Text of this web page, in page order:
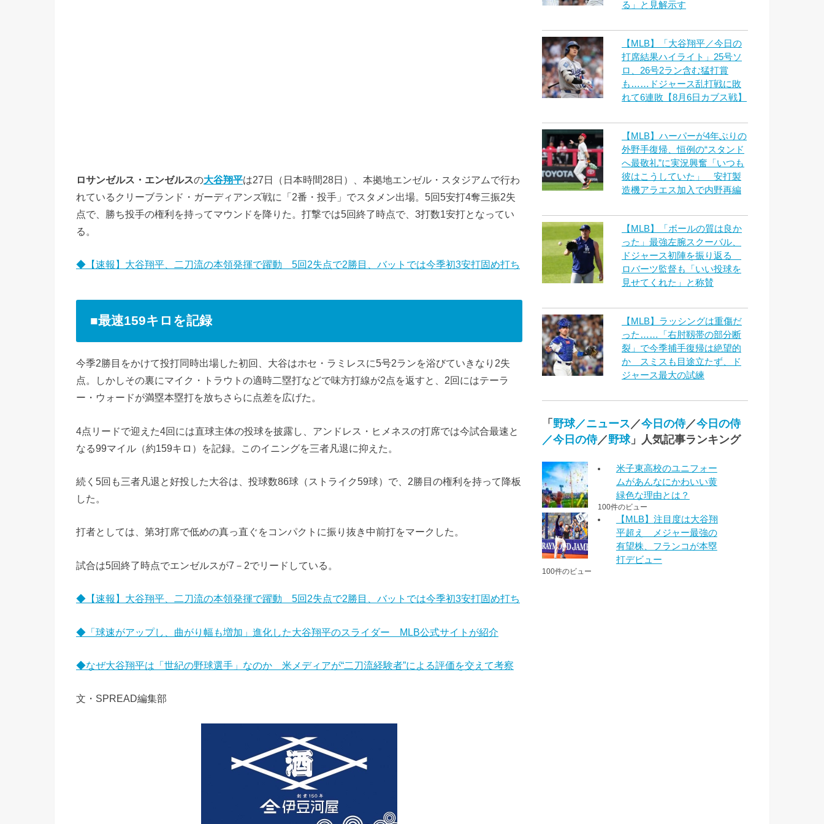
ロサンゼルス・エンゼルスの大谷翔平は27日（日本時間28日）、本拠地エンゼル・スタジアムで行わ
れているクリーブランド・ガーディアンズ戦に「2番・投手」でスタメン出場。5回5安打4奪三振2失
点で、勝ち投手の権利を持ってマウンドを降りた。打撃では5回終了時点で、3打数1安打となってい
る。
◆【速報】大谷翔平、二刀流の本領発揮で躍動 5回2失点で2勝目、バットでは今季初3安打固め打ち
■最速159キロを記録
今季2勝目をかけて投打同時出場した初回、大谷はホセ・ラミレスに5号2ランを浴びていきなり2失
点。しかしその裏にマイク・トラウトの適時二塁打などで味方打線が2点を返すと、2回にはテーラ
ー・ウォードが満塁本塁打を放ちさらに点差を広げた。
4点リードで迎えた4回には直球主体の投球を披露し、アンドレス・ヒメネスの打席では今試合最速と
なる99マイル（約159キロ）を記録。このイニングを三者凡退に抑えた。
続く5回も三者凡退と好投した大谷は、投球数86球（ストライク59球）で、2勝目の権利を持って降板
した。
打者としては、第3打席で低めの真っ直ぐをコンパクトに振り抜き中前打をマークした。
試合は5回終了時点でエンゼルスが7－2でリードしている。
◆【速報】大谷翔平、二刀流の本領発揮で躍動 5回2失点で2勝目、バットでは今季初3安打固め打ち
◆「球速がアップし、曲がり幅も増加」進化した大谷翔平のスライダー MLB公式サイトが紹介
◆なぜ大谷翔平は「世紀の野球選手」なのか 米メディアが“二刀流経験者”による評価を交えて考察
文・SPREAD編集部
る」と見解示す
【MLB】「大谷翔平／今日の
打席結果ハイライト」25号ソ
ロ、26号2ラン含む猛打賞
も……ドジャース乱打戦に敗
れて6連敗【8月6日カブス戦】
【MLB】ハーパーが4年ぶりの
外野手復帰、恒例の“スタンド
へ最敬礼”に実況興奮「いつも
彼はこうしていた」 安打製
造機アラエス加入で内野再編
【MLB】「ボールの質は良か
った」最強左腕スクーバル、
ドジャース初陣を振り返る
ロバーツ監督も「いい投球を
見せてくれた」と称賛
【MLB】ラッシングは重傷だ
った……「右肘靱帯の部分断
裂」で今季捕手復帰は絶望的
か スミスも目途立たず、ド
ジャース最大の試練
「 野球／ニュース ／今日の侍／今日の侍
／今日の侍／野球」人気記事ランキング
米子東高校のユニフォー
ムがあんなにかわいい黄
緑色な理由とは？
100件のビュー
【MLB】注目度は大谷翔
平超え メジャー最強の
有望株、フランコが本塁
打デビュー
100件のビュー